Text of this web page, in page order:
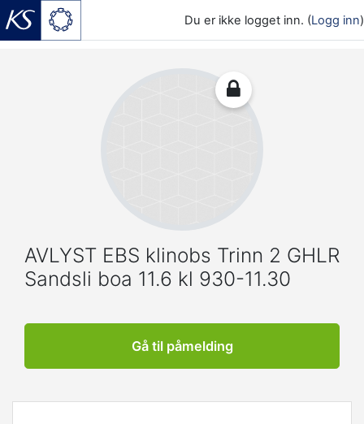
Du er ikke logget inn. (Logg inn)
AVLYST EBS klinobs Trinn 2 GHLR
Sandsli boa 11.6 kl 930-11.30
Gå til påmelding